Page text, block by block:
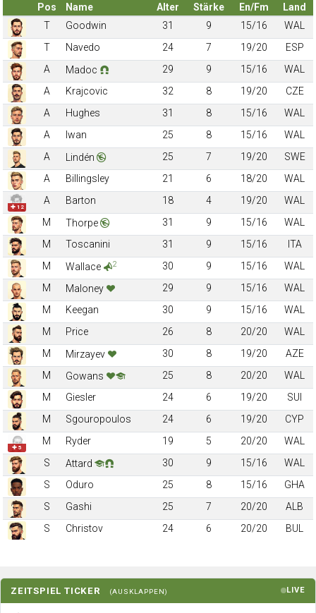
Pos Name Alter Stärke En/Fm
Land
T
Goodwin 31 9 15/16
WAL
T
Navedo 24 7 19/20
ESP
A
Madoc 29 9 15/16
WAL
A
Krajcovic 32 8 19/20
CZE
A
Hughes 31 8 15/16
WAL
A
Iwan 25 8 15/16
WAL
A
Lindén 25 7 19/20
SWE
A
Billingsley 21 6 18/20 WAL
✚ 12
A Barton 18 4 19/20
WAL
M
Thorpe 31 9 15/16
WAL
M
Toscanini 31 9 15/16
ITA
M
Wallace 2 30 9 15/16
WAL
M
Maloney 29 9 15/16
WAL
M
Keegan 30 9 15/16
WAL
M
Price 26 8 20/20
WAL
M
Mirzayev 30 8 19/20
AZE
M
Gowans 25 8 20/20
WAL
M
Giesler 24 6 19/20
SUI
M
Sgouropoulos 24 6 19/20 CYP
✚ 5
M Ryder 19 5 20/20
WAL
S
Attard 30 9 15/16
WAL
S
Oduro 25 8 15/16
GHA
S
Gashi 25 7 20/20
ALB
S
Christov 24 6 20/20 BUL
ZEITSPIEL TICKER (AUSKLAPPEN) LIVE